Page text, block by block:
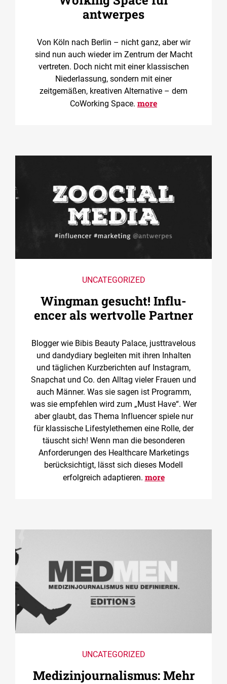
antwerpes
Von Köln nach Berlin – nicht ganz, aber wir
sind nun auch wieder im Zentrum der Macht
vertreten. Doch nicht mit einer klassischen
Niederlassung, sondern mit einer
zeitgemäßen, kreativen Alternative – dem
CoWorking Space. more
UNCATEGORIZED
Wingman gesucht! ­Influ­
encer als wertvolle Partner
Blogger wie Bibis Beauty Palace, justtravelous
und dandydiary begleiten mit ihren Inhalten
und täglichen Kurzberichten auf Instagram,
Snapchat und Co. den Alltag vieler Frauen und
auch Männer. Was sie sagen ist Programm,
was sie empfehlen wird zum „Must Have“. Wer
aber glaubt, das Thema Influencer spiele nur
für klassische Lifestylethemen eine Rolle, der
täuscht sich! Wenn man die besonderen
Anforderungen des Healthcare Marketings
berücksichtigt, lässt sich dieses Modell
erfolgreich adaptieren. more
UNCATEGORIZED
Medizin­journalismus: Mehr